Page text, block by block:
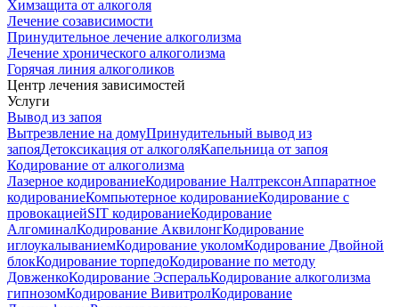
Химзащита от алкоголя
Лечение созависимости
Принудительное лечение алкоголизма
Лечение хронического алкоголизма
Горячая линия алкоголиков
Центр лечения зависимостей
Услуги
Вывод из запоя
Вытрезвление на домуПринудительный вывод из
запояДетоксикация от алкоголяКапельница от запоя
Кодирование от алкоголизма
Лазерное кодированиеКодирование НалтрексонАппаратное
кодированиеКомпьютерное кодированиеКодирование с
провокациейSIT кодированиеКодирование
АлгоминалКодирование АквилонгКодирование
иглоукалываниемКодирование уколомКодирование Двойной
блокКодирование торпедоКодирование по методу
ДовженкоКодирование ЭсперальКодирование алкоголизма
гипнозомКодирование ВивитролКодирование